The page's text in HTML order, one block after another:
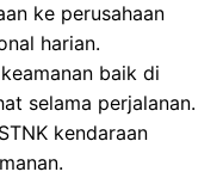
ke perusahaan
harian.
baik di
selama perjalanan.
kendaraan